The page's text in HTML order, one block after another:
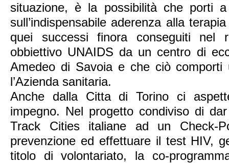
situazione, è la possibilità che porti
sull’indispensabile aderenza alla
quei successi finora conseguiti nel
obbiettivo UNAIDS da un centro di
Amedeo di Savoia e che ciò
l’Azienda sanitaria.
Anche dalla Citta di Torino ci
impegno. Nel progetto condiviso di
Track Cities italiane ad un Check-
prevenzione ed effettuare il test HIV,
titolo di volontariato, la co-